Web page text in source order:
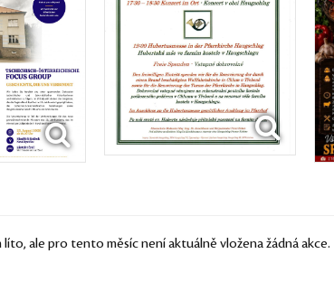
líto, ale pro tento měsíc není aktuálně vložena žádná akce.